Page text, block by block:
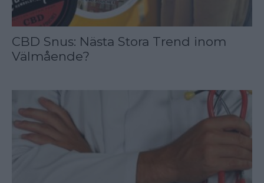
CBD Snus: Nästa Stora Trend inom
Välmående?